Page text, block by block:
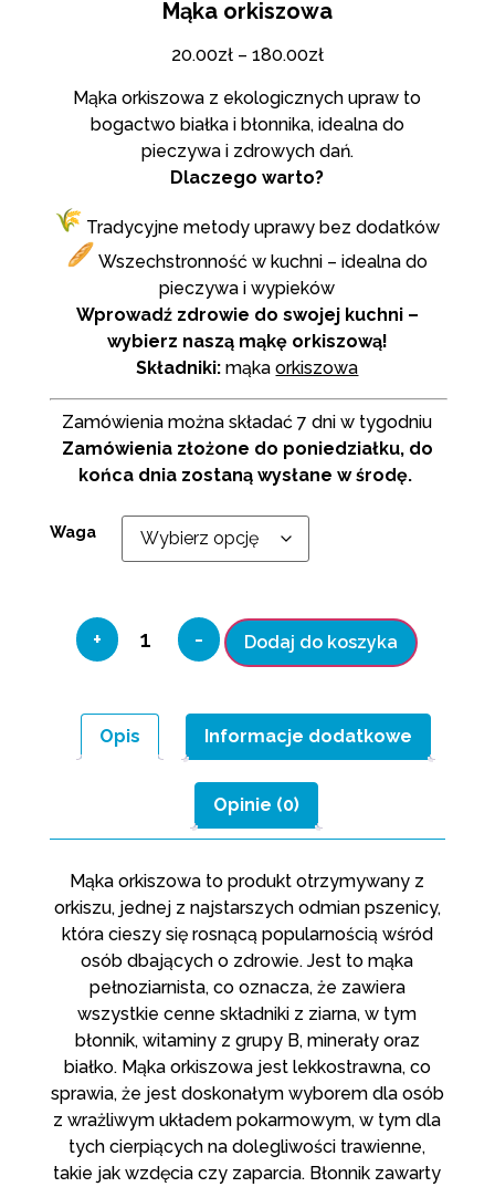
Mąka orkiszowa
20.00zł– 180.00zł
Mąka orkiszowa z ekologicznych upraw to
bogactwo białka i błonnika, idealna do
pieczywa i zdrowych dań.
Dlaczego warto?
Tradycyjne metody uprawy bez dodatków
Wszechstronność w kuchni – idealna do
pieczywa i wypieków
Wprowadź zdrowie do swojej kuchni –
wybierz naszą mąkę orkiszową!
Składniki: mąkaorkiszowa
Zamówienia można składać 7 dni w tygodniu
Zamówienia złożone do poniedziałku, do
końca dnia zostaną wysłane w środę.
Waga
+ - Dodaj do koszyka
Opis Informacje dodatkowe
Opinie (0)
Mąka orkiszowa to produkt otrzymywany z
orkiszu, jednej z najstarszych odmian pszenicy,
która cieszy się rosnącą popularnością wśród
osób dbających o zdrowie. Jest to mąka
pełnoziarnista, co oznacza, że zawiera
wszystkie cenne składniki z ziarna, w tym
błonnik, witaminy z grupy B, minerały oraz
białko. Mąka orkiszowa jest lekkostrawna, co
sprawia, że jest doskonałym wyborem dla osób
z wrażliwym układem pokarmowym, w tym dla
tych cierpiących na dolegliwości trawienne,
takie jak wzdęcia czy zaparcia. Błonnik zawarty